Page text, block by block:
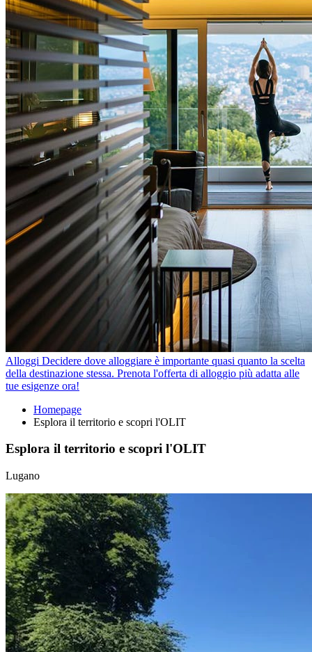
Alloggi Decidere dove alloggiare è importante quasi quanto la scelta
della destinazione stessa. Prenota l'offerta di alloggio più adatta alle
tue esigenze ora!
Homepage
Esplora il territorio e scopri l'OLIT
Esplora il territorio e scopri l'OLIT
Lugano